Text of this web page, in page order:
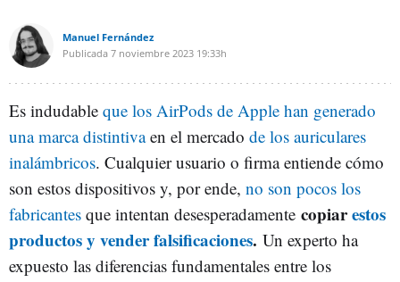
Manuel Fernández
Publicada 7 noviembre 2023 19:33h
Es indudable que los AirPods de Apple han generado
una marca distintivaen el mercado de los auriculares
inalámbricos. Cualquier usuario o firma entiende cómo
son estos dispositivos y, por ende, no son pocos los
fabricantes que intentan desesperadamente copiarestos
productos y vender falsificaciones. Un experto ha
expuesto las diferencias fundamentales entre los